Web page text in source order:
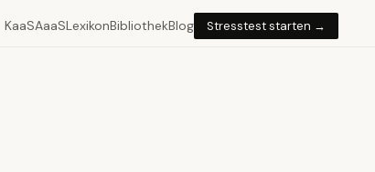
KaaSAaaSLexikonBibliothekBlog Stresstest starten →